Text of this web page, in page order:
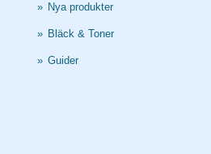
» Nya produkter
» Bläck & Toner
» Guider